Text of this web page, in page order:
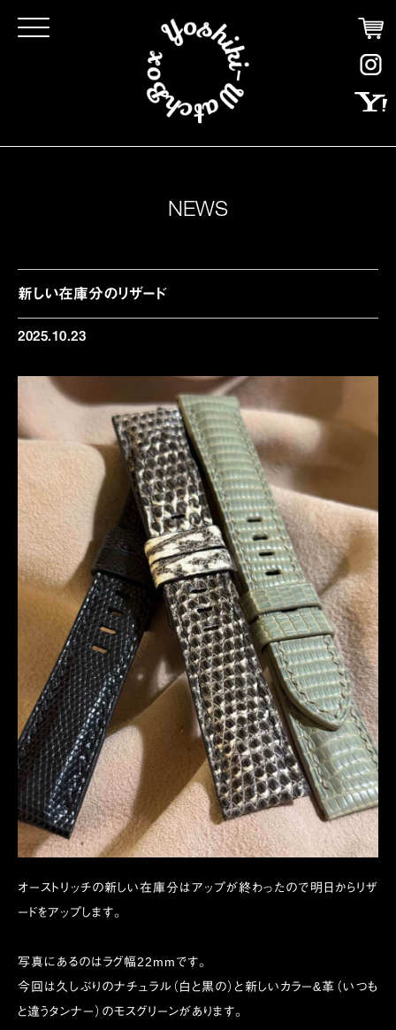
Click
NEWS
新しい在庫分のリザード
2025.10.23
オーストリッチの新しい在庫分はアップが終わったので明日からリザ
ードをアップします。
写真にあるのはラグ幅22mmです。
今回は久しぶりのナチュラル（白と黒の）と新しいカラー&革（いつも
と違うタンナー）のモスグリーンがあります。